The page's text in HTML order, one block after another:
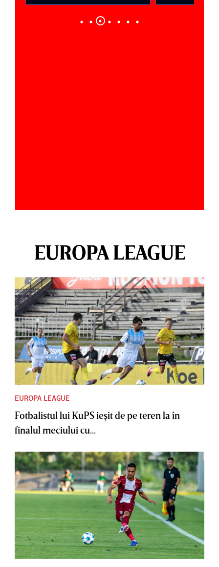
EUROPA LEAGUE
EUROPA LEAGUE
Fotbalistul lui KuPS ieşit de pe teren la în
finalul meciului cu...